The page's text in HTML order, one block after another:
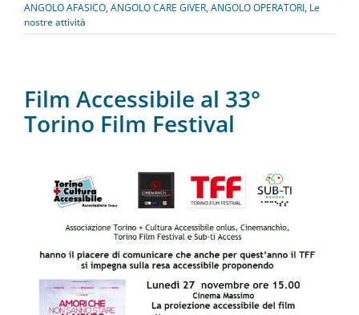
ANGOLO AFASICO, ANGOLO CARE GIVER, ANGOLO OPERATORI, Le
nostre attività
Film Accessibile al 33°
Torino Film Festival